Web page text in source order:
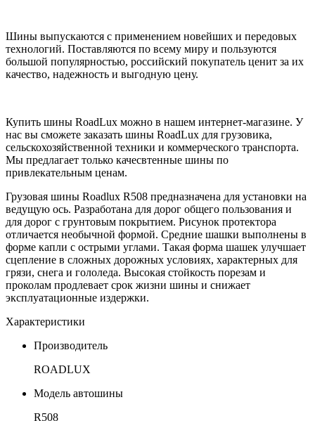
Шины выпускаются с применением новейших и передовых
технологий. Поставляются по всему миру и пользуются
большой популярностью, российский покупатель ценит за их
качество, надежность и выгодную цену.
Купить шины RoadLux можно в нашем интернет-магазине. У
нас вы сможете заказать шины RoadLux для грузовика,
сельскохозяйственной техники и коммерческого транспорта.
Мы предлагает только качесвтенные шины по
привлекательным ценам.
Грузовая шины Roadlux R508 предназначена для установки на
ведущую ось. Разработана для дорог общего пользования и
для дорог с грунтовым покрытием. Рисунок протектора
отличается необычной формой. Средние шашки выполнены в
форме капли с острыми углами. Такая форма шашек улучшает
сцепление в сложных дорожных условиях, характерных для
грязи, снега и гололеда. Высокая стойкость порезам и
проколам продлевает срок жизни шины и снижает
эксплуатационные издержки.
Характеристики
Производитель
ROADLUX
Модель автошины
R508